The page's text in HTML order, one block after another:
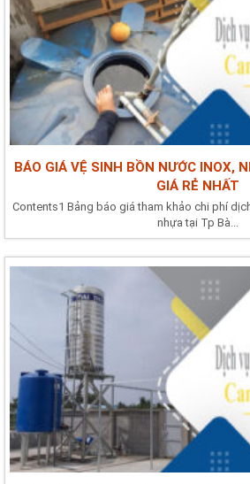
BÁO GIÁ VỆ SINH BỒN NƯỚC INOX,
GIÁ RẺ NHẤT
Contents1 Bảng báo giá tham khảo chi phí
nhựa tại Tp Bà...